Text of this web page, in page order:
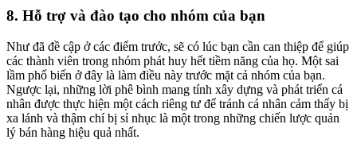
8. Hỗ trợ và đào tạo cho nhóm của bạn
Như đã đề cập ở các điểm trước, sẽ có lúc bạn cần can thiệp để giúp
các thành viên trong nhóm phát huy hết tiềm năng của họ. Một sai
lầm phổ biến ở đây là làm điều này trước mặt cả nhóm của bạn.
Ngược lại, những lời phê bình mang tính xây dựng và phát triển cá
nhân được thực hiện một cách riêng tư để tránh cá nhân cảm thấy bị
xa lánh và thậm chí bị sỉ nhục là một trong những chiến lược quản
lý bán hàng hiệu quả nhất.